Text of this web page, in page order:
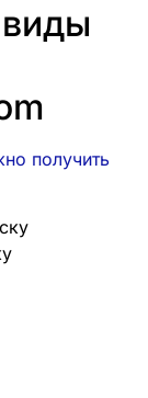
получить